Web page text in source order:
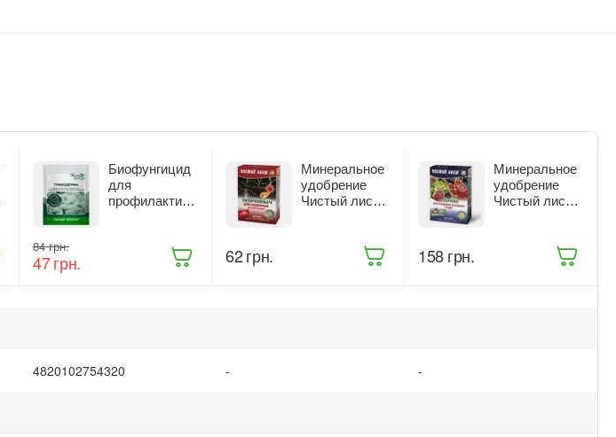
Биофунгицид
для
профилактики
Жива Земля
Триходерма
‍84‍ грн.
‍47‍грн.
Минеральное
удобрение
Чистый лист
‍62‍грн.
Минеральное
удобрение
Чистый лист
кустов 900 г
‍158‍грн.
4820102754320 - -